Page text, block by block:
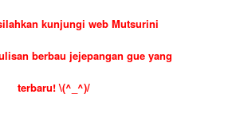
kunjungi web Mutsurini
berbau jejepangan gue yang
terbaru! \(^_^)/